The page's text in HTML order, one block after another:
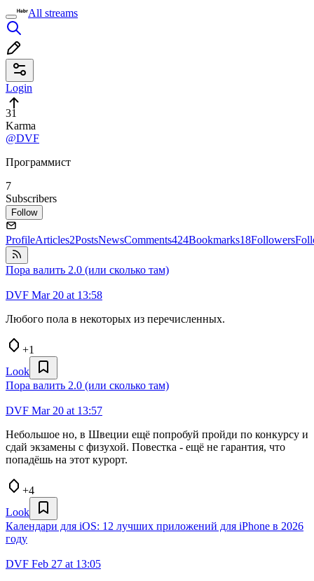
All streams
Login
31
Karma
@DVF
Программист
7
Subscribers
Follow
ProfileArticles2PostsNewsComments424Bookmarks18Followers
Пора валить 2.0 (или сколько там)
DVF Mar 20 at 13:58
Любого пола в некоторых из перечисленных.
+1
Look
Пора валить 2.0 (или сколько там)
DVF Mar 20 at 13:57
Небольшое но, в Швеции ещё попробуй пройди по конкурсу и
сдай экзамены с физухой. Повестка - ещё не гарантия, что
попадёшь на этот курорт.
+4
Look
Календари для iOS: 12 лучших приложений для iPhone в 2026
году
DVF Feb 27 at 13:05